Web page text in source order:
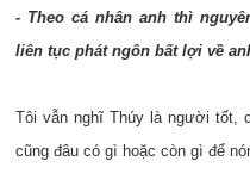
- Theo cá nhân anh thì
liên tục phát ngôn bất lợi về
Tôi vẫn nghĩ Thúy là người tốt,
cũng đâu có gì hoặc còn gì để